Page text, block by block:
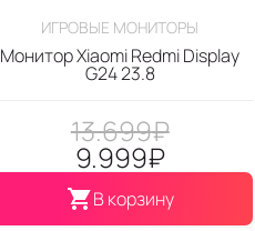
ИГРОВЫЕ МОНИТОРЫ
Монитор Xiaomi Redmi Display
G24 23.8
13.699₽
9.999₽
В корзину